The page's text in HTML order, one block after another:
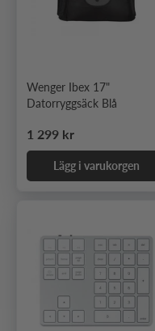
Wenger Ibex 17"
Datorryggsäck Blå
Ordinarie pris
1 299 kr
Lägg i varukorgen